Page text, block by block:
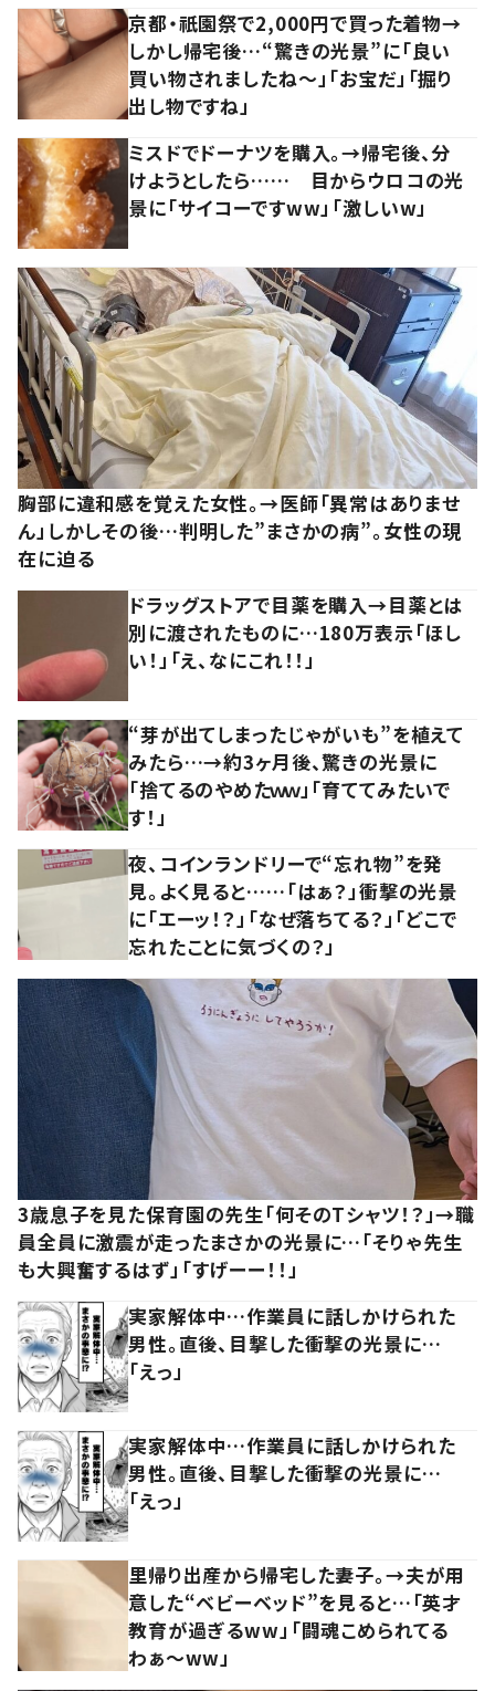
京都・祇園祭で2,000円で買った着物→
しかし帰宅後…“驚きの光景”に「良い
買い物されましたね～」「お宝だ」「掘り
出し物ですね」
ミスドでドーナツを購入。→帰宅後、分
けようとしたら…… 目からウロコの光
景に「サイコーですww」「激しいw」
胸部に違和感を覚えた女性。→医師「異常はありませ
ん」しかしその後…判明した”まさかの病”。女性の現
在に迫る
ドラッグストアで目薬を購入→目薬とは
別に渡されたものに…180万表示「ほし
い！」「え、なにこれ！！」
“芽が出てしまったじゃがいも”を植えて
みたら…→約3ヶ月後、驚きの光景に
「捨てるのやめたｗｗ」「育ててみたいで
す！」
夜、コインランドリーで“忘れ物”を発
見。よく見ると……「はぁ？」衝撃の光景
に「エーッ！？」「なぜ落ちてる？」「どこで
忘れたことに気づくの？」
3歳息子を見た保育園の先生「何そのTシャツ！？」→職
員全員に激震が走ったまさかの光景に…「そりゃ先生
も大興奮するはず」「すげーー！！」
実家解体中…作業員に話しかけられた
男性。直後、目撃した衝撃の光景に…
「えっ」
実家解体中…作業員に話しかけられた
男性。直後、目撃した衝撃の光景に…
「えっ」
里帰り出産から帰宅した妻子。→夫が用
意した“ベビーベッド”を見ると…「英才
教育が過ぎるww」「闘魂こめられてる
わぁ～ww」